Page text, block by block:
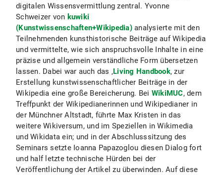
digitalen Wissensvermittlung zentral. Yvonne
Schweizer von kuwiki
(Kunstwissenschaften+Wikipedia)analysierte mit den
Teilnehmenden kunsthistorische Beiträge auf Wikipedia
und vermittelte, wie sich anspruchsvolle Inhalte in eine
präzise und allgemein verständliche Form übersetzen
lassen. Dabei war auch das ‚Living Handbook‚ zur
Erstellung kunstwissenschaftlicher Beiträge in der
Wikipedia eine große Bereicherung. Bei WikiMUC, dem
Treffpunkt der Wikipedianerinnen und Wikipedianer in
der Münchner Altstadt, führte Max Kristen in das
weitere Wikiversum, und im Speziellen in Wikimedia
und Wikidata ein; und in der Abschlusssitzung des
Seminars setzte Ioanna Papazoglou diesen Dialog fort
und half letzte technische Hürden bei der
Veröffentlichung der Artikel zu überwinden. Auf diese